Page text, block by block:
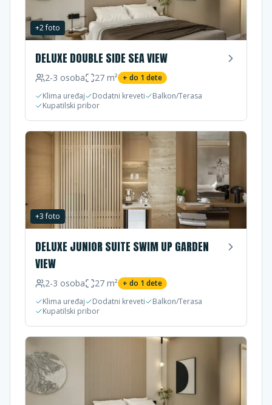
+2foto
DELUXE DOUBLE SIDE SEA VIEW
2-3 osoba 27 m² + do 1 dete
Klima uređaj
Dodatni kreveti
Balkon/Terasa
Kupatilski pribor
+3foto
DELUXE JUNIOR SUITE SWIM UP GARDEN
VIEW
2-3 osoba 27 m² + do 1 dete
Klima uređaj
Dodatni kreveti
Balkon/Terasa
Kupatilski pribor